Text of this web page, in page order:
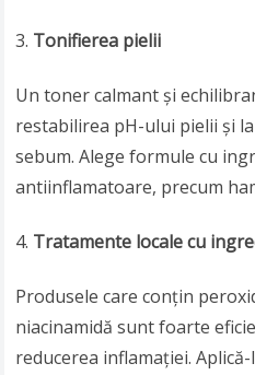
Tonifierea pielii
Un toner calmant și
restabilirea pH-ului pielii și
sebum. Alege formule cu
antiinflamatoare, precum
Tratamente locale cu
Produsele care conțin
niacinamidă sunt foarte
reducerea inflamației.